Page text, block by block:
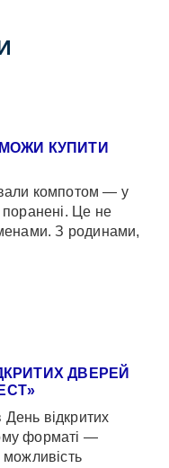
КУПИТИ
компотом — у
поранені. Це не
З родинами,
ДВЕРЕЙ
відкритих
форматі —